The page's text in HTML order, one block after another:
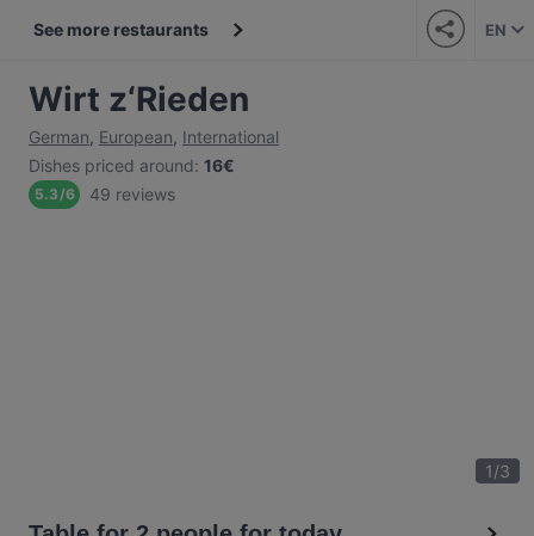
See more restaurants EN
Wirt z‘Rieden
German, European, International
Dishes priced around: 16€
5.3/6 49 reviews
1/3